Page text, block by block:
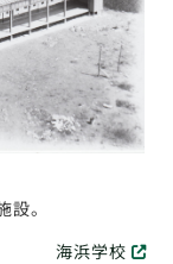
。
海浜学校